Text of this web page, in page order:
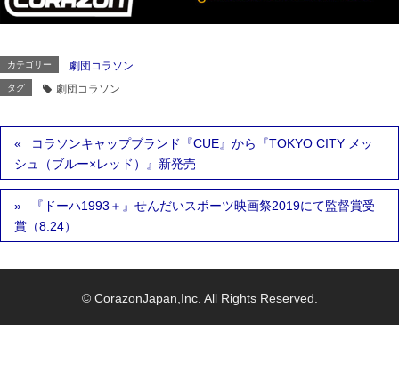
カテゴリー 劇団コラソン
タグ 劇団コラソン
コラソンキャップブランド『CUE』から『TOKYO CITY メッ
シュ（ブルー×レッド）』新発売
『ドーハ1993＋』せんだいスポーツ映画祭2019にて監督賞受
賞（8.24）
© CorazonJapan,Inc. All Rights Reserved.